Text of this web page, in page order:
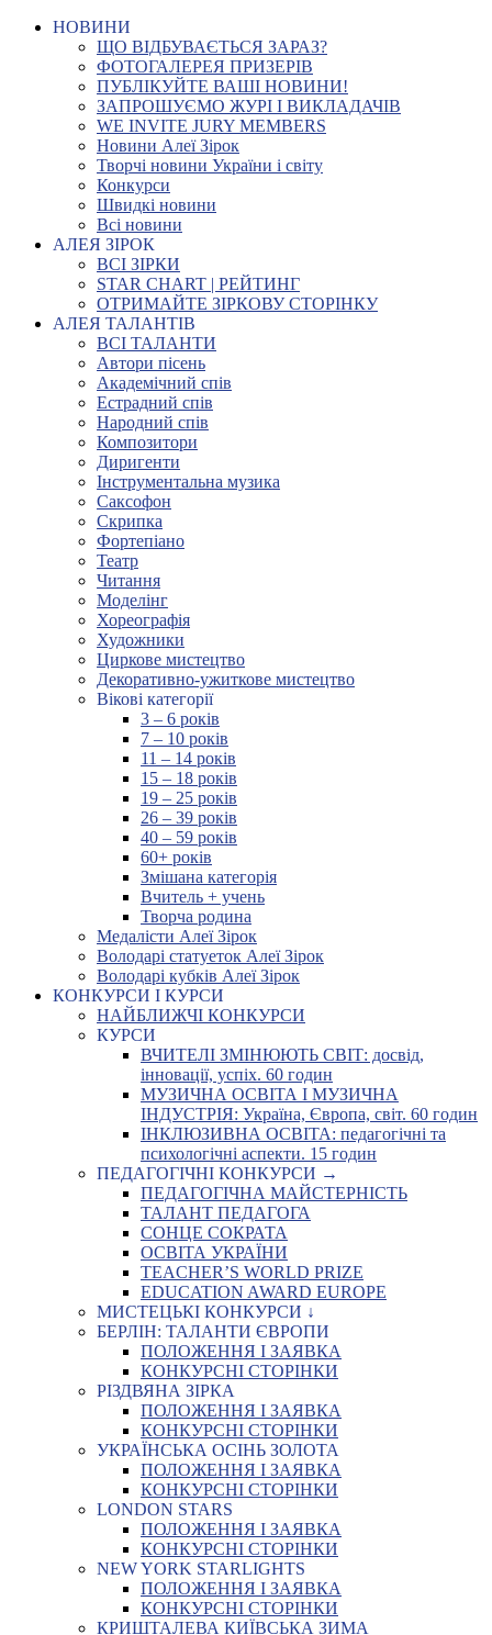
НОВИНИ
ЩО ВІДБУВАЄТЬСЯ ЗАРАЗ?
ФОТОГАЛЕРЕЯ ПРИЗЕРІВ
ПУБЛІКУЙТЕ ВАШІ НОВИНИ!
ЗАПРОШУЄМО ЖУРІ І ВИКЛАДАЧІВ
WE INVITE JURY MEMBERS
Новини Алеї Зірок
Творчі новини України і світу
Конкурси
Швидкі новини
Всі новини
АЛЕЯ ЗІРОК
ВСІ ЗІРКИ
STAR CHART | РЕЙТИНГ
ОТРИМАЙТЕ ЗІРКОВУ СТОРІНКУ
АЛЕЯ ТАЛАНТІВ
ВСІ ТАЛАНТИ
Автори пісень
Академічний спів
Естрадний спів
Народний спів
Композитори
Диригенти
Інструментальна музика
Саксофон
Скрипка
Фортепіано
Театр
Читання
Моделінг
Хореографія
Художники
Циркове мистецтво
Декоративно-ужиткове мистецтво
Вікові категорії
3 – 6 років
7 – 10 років
11 – 14 років
15 – 18 років
19 – 25 років
26 – 39 років
40 – 59 років
60+ років
Змішана категорія
Вчитель + учень
Творча родина
Медалісти Алеї Зірок
Володарі статуеток Алеї Зірок
Володарі кубків Алеї Зірок
КОНКУРСИ І КУРСИ
НАЙБЛИЖЧІ КОНКУРСИ
КУРСИ
ВЧИТЕЛІ ЗМІНЮЮТЬ СВІТ: досвід,
інновації, успіх. 60 годин
МУЗИЧНА ОСВІТА І МУЗИЧНА
ІНДУСТРІЯ: Україна, Європа, світ. 60 годин
ІНКЛЮЗИВНА ОСВІТА: педагогічні та
психологічні аспекти. 15 годин
ПЕДАГОГІЧНІ КОНКУРСИ →
ПЕДАГОГІЧНА МАЙСТЕРНІСТЬ
ТАЛАНТ ПЕДАГОГА
СОНЦЕ СОКРАТА
ОСВІТА УКРАЇНИ
TEACHER’S WORLD PRIZE
EDUCATION AWARD EUROPE
МИСТЕЦЬКІ КОНКУРСИ ↓
БЕРЛІН: ТАЛАНТИ ЄВРОПИ
ПОЛОЖЕННЯ І ЗАЯВКА
КОНКУРСНІ СТОРІНКИ
РІЗДВЯНА ЗІРКА
ПОЛОЖЕННЯ І ЗАЯВКА
КОНКУРСНІ СТОРІНКИ
УКРАЇНСЬКА ОСІНЬ ЗОЛОТА
ПОЛОЖЕННЯ І ЗАЯВКА
КОНКУРСНІ СТОРІНКИ
LONDON STARS
ПОЛОЖЕННЯ І ЗАЯВКА
КОНКУРСНІ СТОРІНКИ
NEW YORK STARLIGHTS
ПОЛОЖЕННЯ І ЗАЯВКА
КОНКУРСНІ СТОРІНКИ
КРИШТАЛЕВА КИЇВСЬКА ЗИМА